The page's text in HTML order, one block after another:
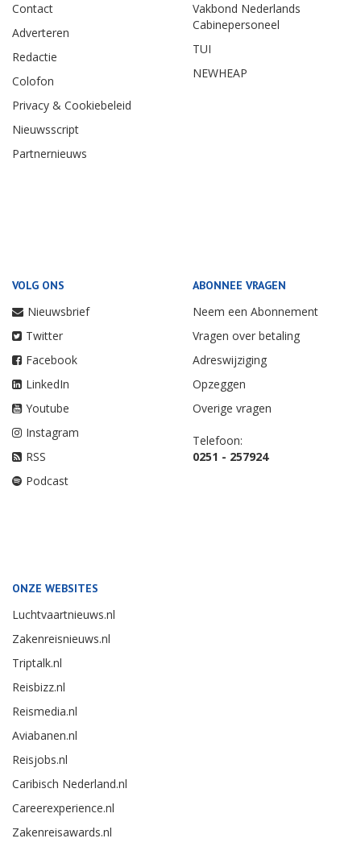
Contact
Adverteren
Redactie
Colofon
Privacy & Cookiebeleid
Nieuwsscript
Partnernieuws
Vakbond Nederlands
Cabinepersoneel
TUI
NEWHEAP
VOLG ONS
Nieuwsbrief
Twitter
Facebook
LinkedIn
Youtube
Instagram
RSS
Podcast
ABONNEE VRAGEN
Neem een Abonnement
Vragen over betaling
Adreswijziging
Opzeggen
Overige vragen
Telefoon:
0251 - 257924
ONZE WEBSITES
Luchtvaartnieuws.nl
Zakenreisnieuws.nl
Triptalk.nl
Reisbizz.nl
Reismedia.nl
Aviabanen.nl
Reisjobs.nl
Caribisch Nederland.nl
Careerexperience.nl
Zakenreisawards.nl